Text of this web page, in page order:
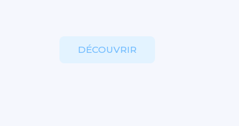
DÉCOUVRIR